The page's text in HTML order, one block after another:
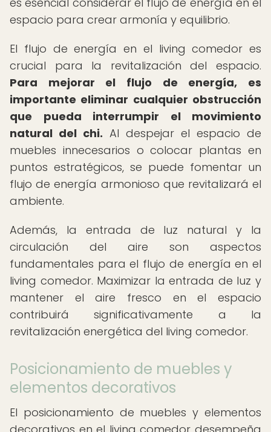
espacio para crear armonía y equilibrio.
El flujo de energía en el living comedor es
crucial para la revitalización del espacio.
Para mejorar el flujo de energía, es
importante eliminar cualquier obstrucción
que pueda interrumpir el movimiento
natural del chi. Al despejar el espacio de
muebles innecesarios o colocar plantas en
puntos estratégicos, se puede fomentar un
flujo de energía armonioso que revitalizará el
ambiente.
Además, la entrada de luz natural y la
circulación del aire son aspectos
fundamentales para el flujo de energía en el
living comedor. Maximizar la entrada de luz y
mantener el aire fresco en el espacio
contribuirá significativamente a la
revitalización energética del living comedor.
Posicionamiento de muebles y
elementos decorativos
El posicionamiento de muebles y elementos